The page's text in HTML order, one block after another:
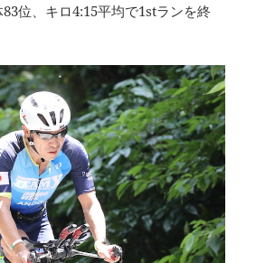
位、キロ4:15平均で1stランを終